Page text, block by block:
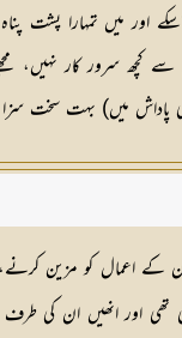
اور میں تمہارا پشت
سے کچھ سرور کار نہیں،
کی پاداش میں) بہت سخت
کے اعمال کو مزین
تھی اور انھیں ان کی